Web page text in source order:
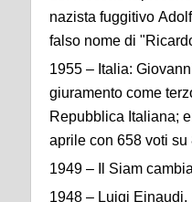
nazista fuggitivo
falso nome di
1955 – Italia:
giuramento come
Repubblica Italiana;
aprile con 658 voti su
1949 – Il Siam
1948 – Luigi